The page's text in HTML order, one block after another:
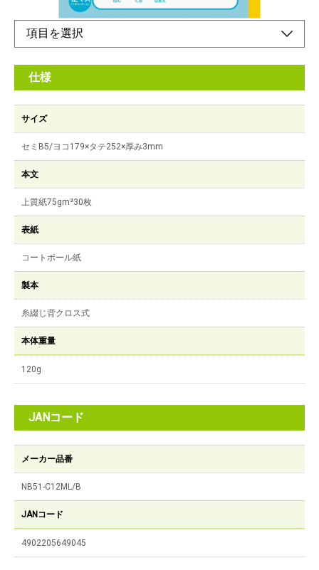
仕様
サイズ
セミB5/ヨコ179×タテ252×厚み3mm
本文
上質紙75gm²30枚
表紙
コートボール紙
製本
糸綴じ背クロス式
本体重量
120g
JANコード
メーカー品番
NB51-C12ML/B
JANコード
4902205649045